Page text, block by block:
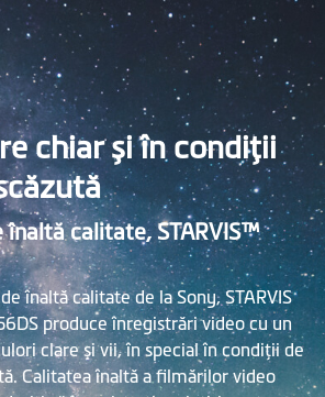
chiar și în condiţii
înaltă calitate, STARVIS™
înaltă calitate de la Sony, STARVIS
produce înregistrări video cu un
clare și vii, în special în condiţii de
Calitatea înaltă a filmărilor video